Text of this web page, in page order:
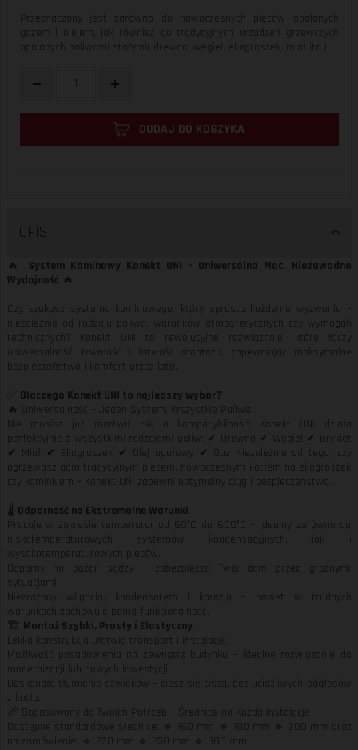
Przeznaczony jest zarówno do nowoczesnych pieców opalanych
gazem i olejem, jak również do tradycyjnych urządzeń grzewczych
opalanych paliwami stałymi( drewno, węgiel, ekogroszek, miał itd.).
DODAJ DO KOSZYKA
OPIS
🔥 System Kominowy Konekt UNI – Uniwersalna Moc, Niezawodna
Wydajność 🔥
Czy szukasz systemu kominowego, który sprosta każdemu wyzwaniu –
niezależnie od rodzaju paliwa, warunków atmosferycznych czy wymagań
technicznych? Konekt UNI to rewolucyjne rozwiązanie, które łączy
uniwersalność, trwałość i łatwość montażu, zapewniając maksymalne
bezpieczeństwo i komfort przez lata.
Dlaczego Konekt UNI to najlepszy wybór?
🔥 Uniwersalność – Jeden System, Wszystkie Paliwa
Nie musisz już martwić się o kompatybilność! Konekt UNI działa
perfekcyjnie z wszystkimi rodzajami paliw: ✔ Drewno ✔ Węgiel ✔ Brykiet
✔ Miał ✔ Ekogroszek ✔ Olej opałowy ✔ Gaz Niezależnie od tego, czy
ogrzewasz dom tradycyjnym piecem, nowoczesnym kotłem na ekogroszek
czy kominkiem – Konekt UNI zapewni optymalny ciąg i bezpieczeństwo.
🌡️ Odporność na Ekstremalne Warunki
Pracuje w zakresie temperatur od 60°C do 600°C – idealny zarówno do
niskotemperaturowych systemów kondensacyjnych, jak i
wysokotemperaturowych pieców.
Odporny na pożar sadzy – zabezpiecza Twój dom przed groźnymi
sytuacjami.
Niezrażony wilgocią, kondensatem i korozją – nawet w trudnych
warunkach zachowuje pełną funkcjonalność.
🏗️ Montaż Szybki, Prosty i Elastyczny
Lekka konstrukcja ułatwia transport i instalację.
Możliwość posadowienia na zewnątrz budynku – idealne rozwiązanie do
modernizacji lub nowych inwestycji.
Doskonałe tłumienie dźwięków – ciesz się ciszą, bez uciążliwych odgłosów
z kotła.
📏 Dopasowany do Twoich Potrzeb – Średnice na Każdą Instalację
Dostępne standardowe średnice: 🔹 160 mm 🔹 180 mm 🔹 200 mm oraz
na zamówienie: 🔹 220 mm 🔹 250 mm 🔹 300 mm